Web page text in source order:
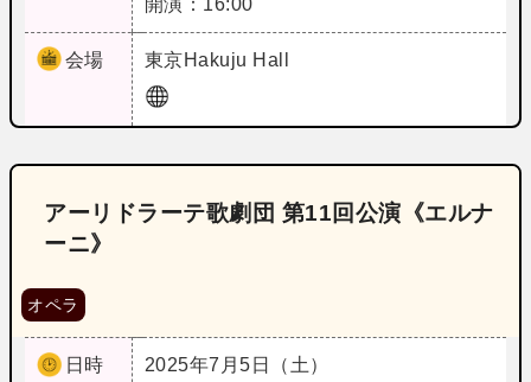
会場 東京Hakuju Hall
アーリドラーテ歌劇団 第11回公演《エルナ
ーニ》
オペラ
日時
2025年7月5日（土）